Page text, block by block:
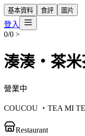
基本資料 食評 圖片
登入
0/0 >
湊湊‧茶米
營業中
COUCOU ‧TEA MI
Restaurant